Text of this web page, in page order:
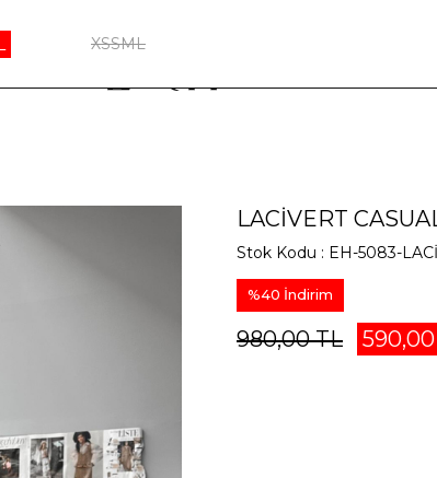
LACIVERT
Stok Kodu EH-5083-
%40 İndirim
980,00 TL
XSSML